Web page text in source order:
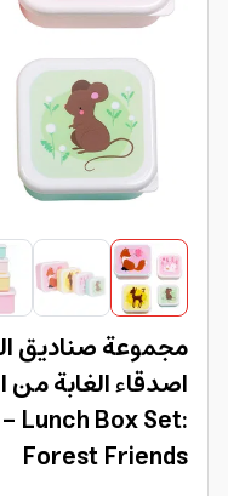
مجموعة صناديق
Lunch Box Set:
Forest Friends